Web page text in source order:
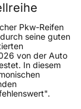
Pkw-Reifen
seine guten
von der Auto
In diesem